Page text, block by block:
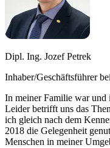
Dipl. Ing. Jozef Petrek
Inhaber/Geschäftsführer
In meiner Familie war und
Leider betrifft uns das
ich gleich nach dem
2018 die Gelegenheit
Menschen in meiner